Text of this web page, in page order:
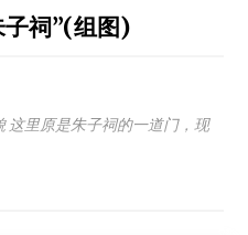
子祠”(组图)
这里原是朱子祠的一道门，现